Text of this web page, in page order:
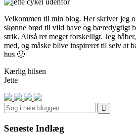
Velkommen til min blog. Her skriver jeg
skønne brød til vild have og bæredygtigt
strik. Altså ret meget forskelligt. Jeg
med, og måske blive inspireret til selv at
hus 🙂
Kærlig hilsen
Jette
Seneste Indlæg